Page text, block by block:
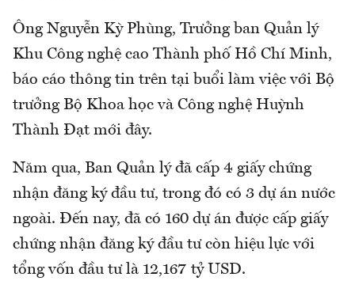
Ông Nguyễn Kỳ Phùng, Trưởng ban Quản lý
Khu Công nghệ cao Thành phố Hồ Chí Minh,
báo cáo thông tin trên tại buổi làm việc với Bộ
trưởng Bộ Khoa học và Công nghệ Huỳnh
Thành Đạt mới đây.
Năm qua, Ban Quản lý đã cấp 4 giấy chứng
nhận đăng ký đầu tư, trong đó có 3 dự án nước
ngoài. Đến nay, đã có 160 dự án được cấp giấy
chứng nhận đăng ký đầu tư còn hiệu lực với
tổng vốn đầu tư là 12,167 tỷ USD.